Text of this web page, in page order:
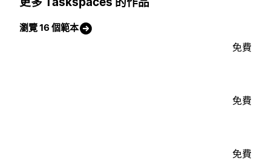
瀏覽 16 個範本
免費
免費
免費